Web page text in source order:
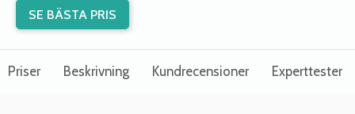
SE BÄSTA PRIS
Priser Beskrivning Kundrecensioner Experttester